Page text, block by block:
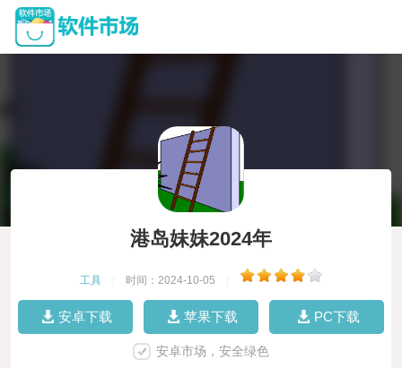
港岛妹妹2024年
工具 时间：2024-10-05
安卓下载 苹果下载 PC下载
安卓市场，安全绿色